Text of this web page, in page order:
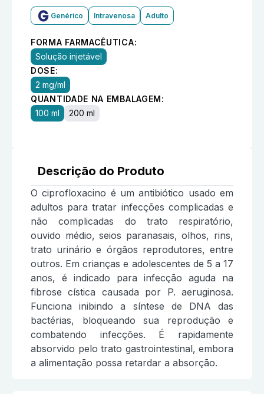
Genérico Intravenosa Adulto
FORMA FARMACÊUTICA:
Solução injetável
DOSE:
2 mg/ml
QUANTIDADE NA EMBALAGEM:
100 ml
200 ml
Descrição do Produto
O ciprofloxacino é um antibiótico usado em
adultos para tratar infecções complicadas e
não complicadas do trato respiratório,
ouvido médio, seios paranasais, olhos, rins,
trato urinário e órgãos reprodutores, entre
outros. Em crianças e adolescentes de 5 a 17
anos, é indicado para infecção aguda na
fibrose cística causada por P. aeruginosa.
Funciona inibindo a síntese de DNA das
bactérias, bloqueando sua reprodução e
combatendo infecções. É rapidamente
absorvido pelo trato gastrointestinal, embora
a alimentação possa retardar a absorção.